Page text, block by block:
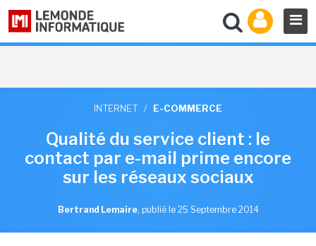
INTERNET / E-COMMERCE
Qualité du service client : le
contact par e-mail prime encore
sur les réseaux sociaux
Bertrand Lemaire, publié le 25 Septembre 2014